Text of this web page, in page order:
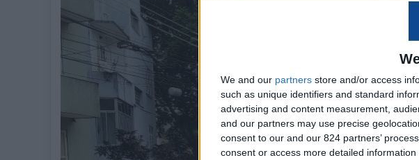
We and our partners store and/or access
such as unique identifiers and standard
advertising and content measurement,
and our partners may use precise
consent to our and our 824 partners’
consent or access more detailed